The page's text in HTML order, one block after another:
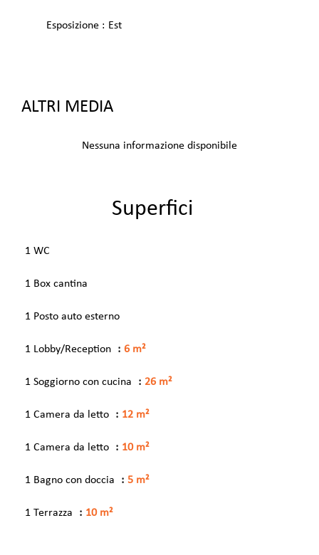
Esposizione Est
ALTRI MEDIA
Nessuna informazione disponibile
Superfici
1 WC
1 Box cantina
1 Posto auto esterno
1 Lobby/Reception 6 m²
1 Soggiorno con cucina 26 m²
1 Camera da letto 12 m²
1 Camera da letto 10 m²
1 Bagno con doccia 5 m²
1 Terrazza 10 m²